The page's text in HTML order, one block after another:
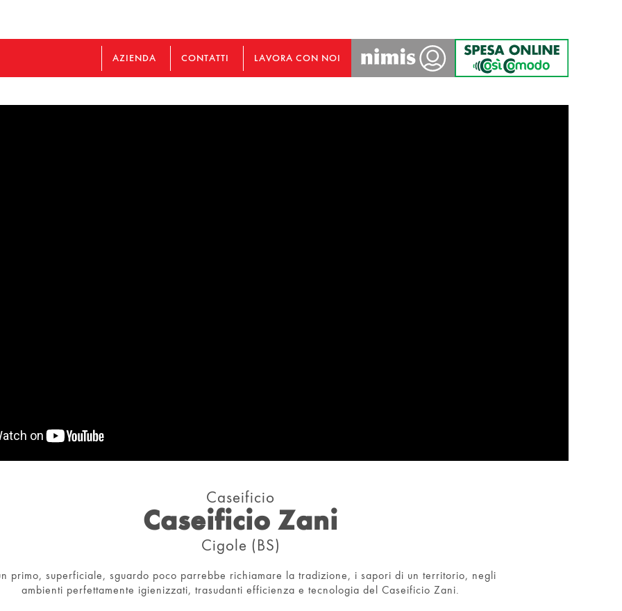
AZIENDA CONTATTI LAVORA CON NOI
Caseificio
Caseificio Zani
Cigole (BS)
primo, superficiale, sguardo poco parrebbe richiamare la tradizione, i sapori di un territorio, negli
ambienti perfettamente igienizzati, trasudanti efficienza e tecnologia del Caseificio Zani.